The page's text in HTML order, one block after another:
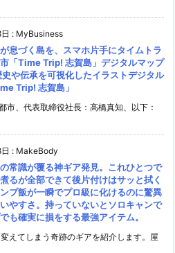
: MyBusiness
息づく島を、スマホ片手にタイムトラ
「Time Trip! 志賀島」デジタルマップ
や伝承を可視化したイラストデジタル
Trip! 志賀島」
、代表取締役社長：高橋真知、以下：
: MakeBody
常識が覆る神ギア発見。これひとつで
るが全部できて後片付けはサッと拭く
プ飯が一瞬でプロ級に化けるのに驚異
やすさ。持っていないとソロキャンで
も確実に損をする最強アイテム。
えてしまう奇跡のギアを紹介します。屋